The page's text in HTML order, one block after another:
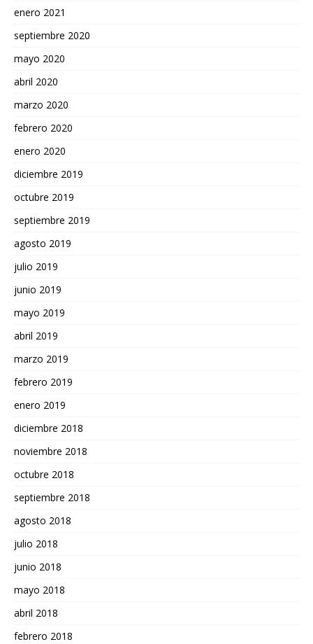
enero 2021
septiembre 2020
mayo 2020
abril 2020
marzo 2020
febrero 2020
enero 2020
diciembre 2019
octubre 2019
septiembre 2019
agosto 2019
julio 2019
junio 2019
mayo 2019
abril 2019
marzo 2019
febrero 2019
enero 2019
diciembre 2018
noviembre 2018
octubre 2018
septiembre 2018
agosto 2018
julio 2018
junio 2018
mayo 2018
abril 2018
febrero 2018